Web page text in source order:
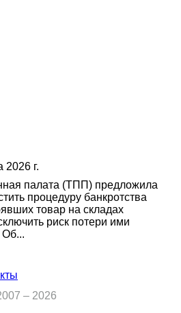
2026 г.
палата (ТПП) предложила
процедуру банкротства
товар на складах
риск потери ими
Об...
– 2026